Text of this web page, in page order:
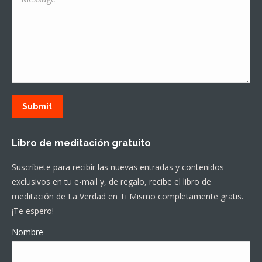
Submit
Libro de meditación gratuito
Suscríbete para recibir las nuevas entradas y contenidos
exclusivos en tu e-mail y, de regalo, recibe el libro de
meditación de La Verdad en Ti Mismo completamente gratis.
¡Te espero!
Nombre